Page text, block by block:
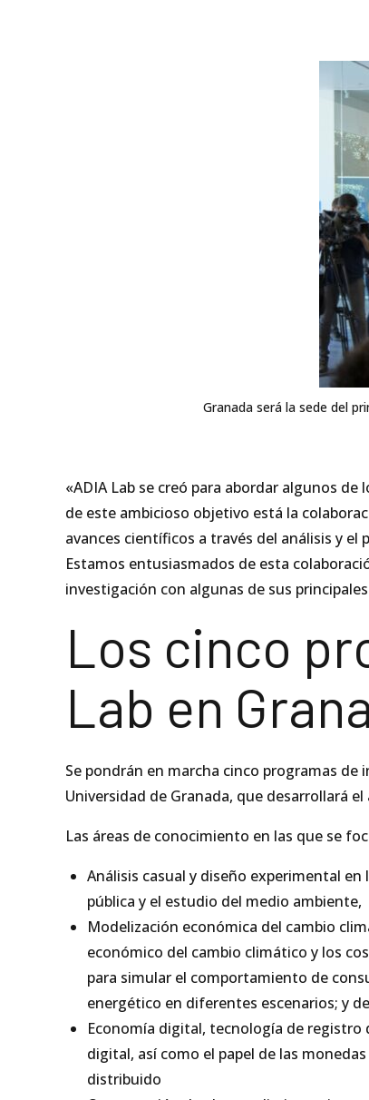
Granada será la sede del
«ADIA Lab se creó para abordar algunos
de este ambicioso objetivo está la
avances científicos a través del análisis y
Estamos entusiasmados de esta
investigación con algunas de sus
Los cinco
Lab en
Se pondrán en marcha cinco programas
Universidad de Granada, que desarrollará
Las áreas de conocimiento en las que se
Análisis casual y diseño experimental
pública y el estudio del medio ambiente,
Modelización económica del cambio
económico del cambio climático y los
para simular el comportamiento de
energético en diferentes escenarios; y
Economía digital, tecnología de
digital, así como el papel de las
distribuido